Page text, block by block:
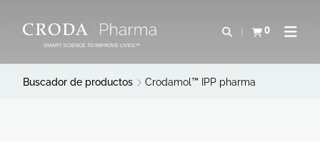
CONTENIDOSMART SCIENCE TO IMPROVE LIVES™
Abrir0
Ver carritoAbrir
Buscador de productos Crodamol™ IPP pharma